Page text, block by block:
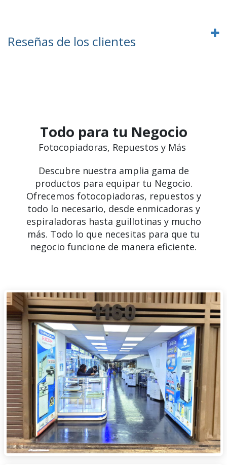
Reseñas de los clientes
Todo para tu Negocio
Fotocopiadoras, Repuestos y Más
Descubre nuestra amplia gama de
productos para equipar tu Negocio.
Ofrecemos fotocopiadoras, repuestos y
todo lo necesario, desde enmicadoras y
espiraladoras hasta guillotinas y mucho
más. Todo lo que necesitas para que tu
negocio funcione de manera eficiente.